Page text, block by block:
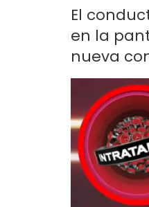
El
en la
nueva